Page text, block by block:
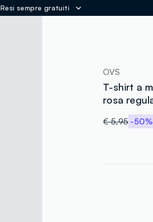
Resi sempre gratuiti
OVS
T-shirt a
rosa
€ 5,95 -50%